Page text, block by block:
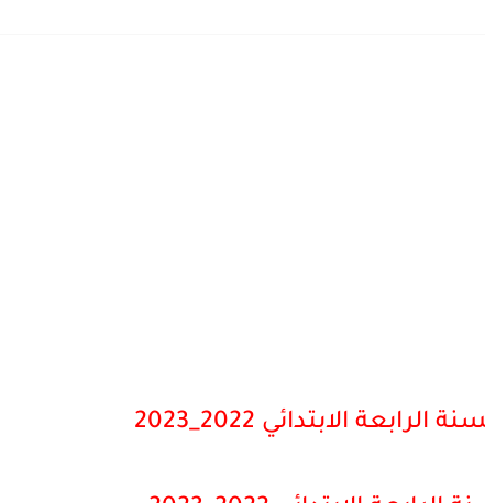
الرابعة الابتدائي 2022_2023